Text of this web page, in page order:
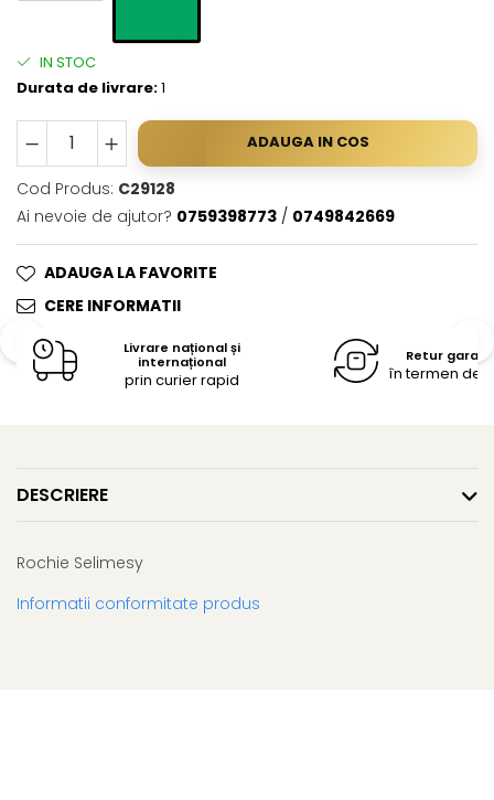
IN STOC
Durata de livrare:1
ADAUGA IN COS
Cod Produs: C29128
Ai nevoie de ajutor? 0759398773 / 0749842669
ADAUGA LA FAVORITE
CERE INFORMATII
Livrare național și
internațional
prin curier rapid
Retur
în termen de
DESCRIERE
Rochie Selimesy
Informatii conformitate produs